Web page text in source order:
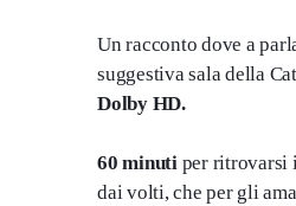
Un racconto dove a
suggestiva sala della
Dolby HD.
60 minutiper ritrovarsi
dai volti, che per gli